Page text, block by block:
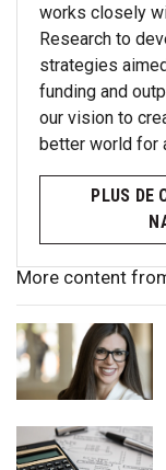
works closely
Research to
strategies
funding and
our vision to
better world for
PLUS DE
More content